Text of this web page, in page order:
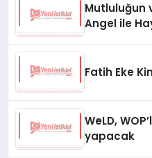
Mutluluğun
Angel ile
Fatih Eke
WeLD,
yapacak